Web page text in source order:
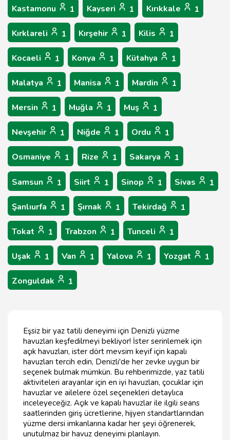
Kastamonu 1 Kayseri 1 Kırıkkale 1
Kırklareli 1 Kırşehir 1 Kilis 1
Kocaeli 1 Konya 1 Kütahya 1
Malatya 1 Manisa 1 Mardin 1
Mersin 1 Muğla 1 Muş 1
Nevşehir 1 Niğde 1 Ordu 1
Osmaniye 1 Rize 1 Sakarya 1
Samsun 1 Siirt 1 Sinop 1 Sivas 1
Şanlıurfa 1 Şırnak 1 Tekirdağ 1
Tokat 1 Trabzon 1 Tunceli 1
Uşak 1 Van 1 Yalova 1 Yozgat 1
Zonguldak 1
Eşsiz bir yaz tatili deneyimi için Denizli yüzme
havuzları keşfedilmeyi bekliyor! İster serinlemek için
açık havuzları, ister dört mevsim keyif için kapalı
havuzları tercih edin, Denizli'de her zevke uygun bir
seçenek bulmak mümkün. Bu rehberimizde, yaz tatili
aktiviteleri arayanlar için en iyi havuzları, çocuklar için
havuzlar ve ailelere özel seçenekleri detaylıca
inceleyeceğiz. Açık ve kapalı havuzlar ile ilgili seans
saatlerinden giriş ücretlerine, hijyen standartlarından
yüzme dersi imkanlarına kadar her şeyi öğrenerek,
unutulmaz bir havuz deneyimi planlayın.